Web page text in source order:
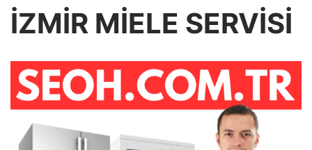
İZMİR MİELE SERVİSİ